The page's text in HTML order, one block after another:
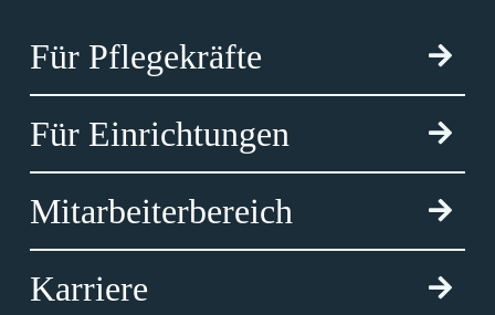
Für Pflegekräfte
Für Einrichtungen
Mitarbeiterbereich
Karriere